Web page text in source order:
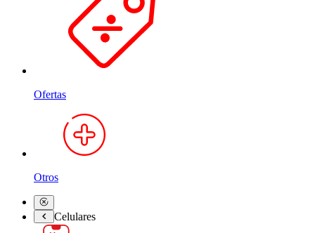
Ofertas
Otros
Celulares